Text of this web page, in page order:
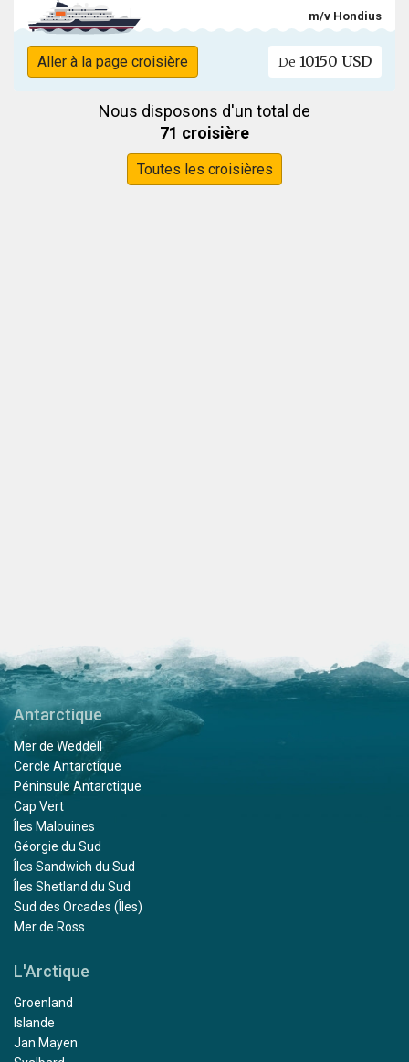
m/v Hondius
Aller à la page croisière De 10150 USD
Nous disposons d'un total de
71 croisière
Toutes les croisières
Antarctique
Mer de Weddell
Cercle Antarctique
Péninsule Antarctique
Cap Vert
Îles Malouines
Géorgie du Sud
Îles Sandwich du Sud
Îles Shetland du Sud
Sud des Orcades (Îles)
Mer de Ross
L'Arctique
Groenland
Islande
Jan Mayen